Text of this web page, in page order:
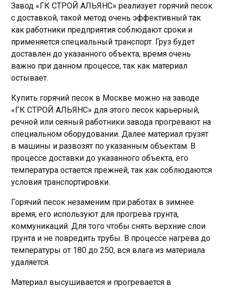
Завод «ГК СТРОЙ АЛЬЯНС» реализует горячий песок
с доставкой, такой метод очень эффективный так
как работники предприятия соблюдают сроки и
применяется специальный транспорт. Груз будет
доставлен до указанного объекта, время очень
важно при данном процессе, так как материал
остывает.
Купить горячий песок в Москве можно на заводе
«ГК СТРОЙ АЛЬЯНС» для этого песок карьерный,
речной или сеяный работники завода прогревают на
специальном оборудовании. Далее материал грузят
в машины и развозят по указанным объектам. В
процессе доставки до указанного объекта, его
температура остается прежней, так как соблюдаются
условия транспортировки.
Горячий песок незаменим при работах в зимнее
время, его используют для прогрева грунта,
коммуникаций. Для того чтобы снять верхние слои
грунта и не повредить трубы. В процессе нагрева до
температуры от 180 до 250, вся влага из материала
удаляется.
Материал высушивается и прогревается в